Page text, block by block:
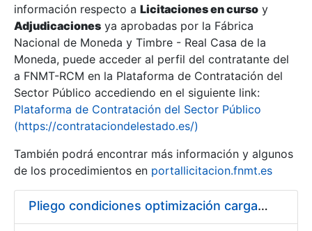
Mostrar/Ocultar
Mostrar/Ocultar
Mostrar/Ocultar
información respecto a Licitaciones en curso y
Adjudicaciones ya aprobadas por la Fábrica
Nacional de Moneda y Timbre - Real Casa de la
Moneda, puede acceder al perfil del contratante del
a FNMT-RCM en la Plataforma de Contratación del
Sector Público accediendo en el siguiente link:
Plataforma de Contratación del Sector Público
(https://contrataciondelestado.es/)
También podrá encontrar más información y algunos
de los procedimientos en portallicitacion.fnmt.es
Pliego condiciones optimización cargas compras firmado